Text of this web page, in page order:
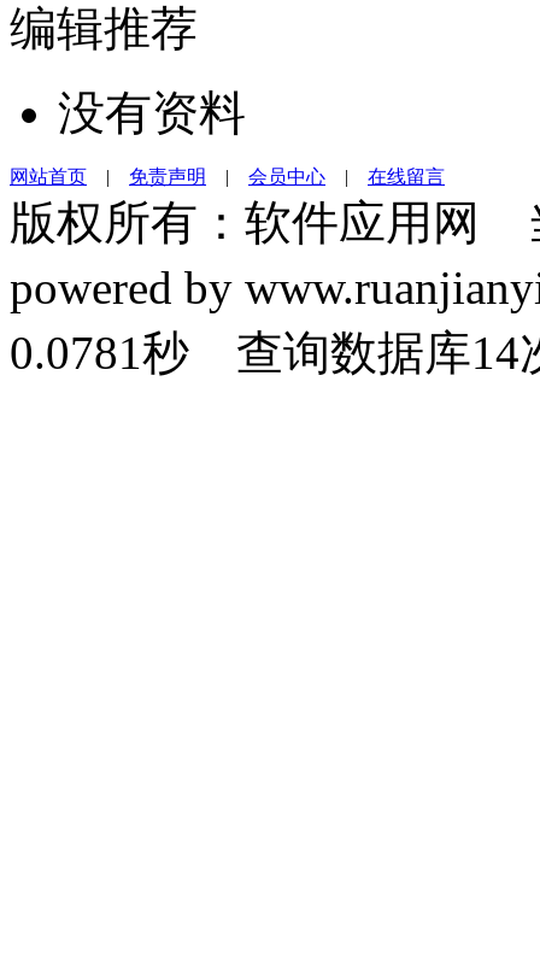
编辑推荐
没有资料
网站首页 | 免责声明 | 会员中心 | 在线留言
版权所有：软件应用网
powered by
0.0781秒 查询数据库